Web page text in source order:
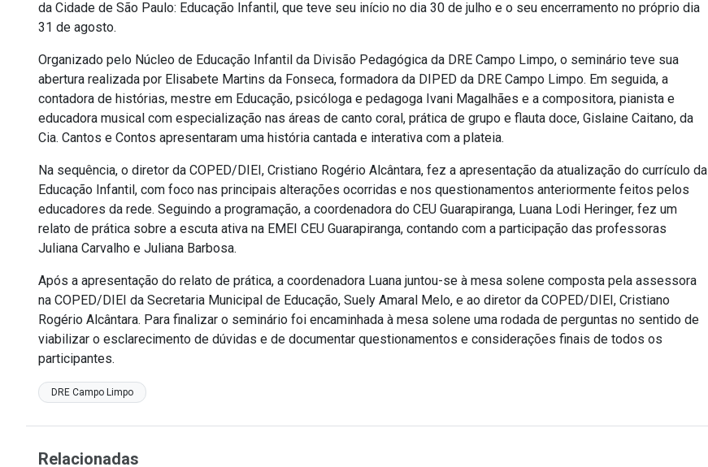
da Cidade de São Paulo: Educação Infantil, que teve seu início no dia 30 de julho e o seu encerramento no próprio dia
31 de agosto.
Organizado pelo Núcleo de Educação Infantil da Divisão Pedagógica da DRE Campo Limpo, o seminário teve sua
abertura realizada por Elisabete Martins da Fonseca, formadora da DIPED da DRE Campo Limpo. Em seguida, a
contadora de histórias, mestre em Educação, psicóloga e pedagoga Ivani Magalhães e a compositora, pianista e
educadora musical com especialização nas áreas de canto coral, prática de grupo e flauta doce, Gislaine Caitano, da
Cia. Cantos e Contos apresentaram uma história cantada e interativa com a plateia.
Na sequência, o diretor da COPED/DIEI, Cristiano Rogério Alcântara, fez a apresentação da atualização do currículo da
Educação Infantil, com foco nas principais alterações ocorridas e nos questionamentos anteriormente feitos pelos
educadores da rede. Seguindo a programação, a coordenadora do CEU Guarapiranga, Luana Lodi Heringer, fez um
relato de prática sobre a escuta ativa na EMEI CEU Guarapiranga, contando com a participação das professoras
Juliana Carvalho e Juliana Barbosa.
Após a apresentação do relato de prática, a coordenadora Luana juntou-se à mesa solene composta pela assessora
na COPED/DIEI da Secretaria Municipal de Educação, Suely Amaral Melo, e ao diretor da COPED/DIEI, Cristiano
Rogério Alcântara. Para finalizar o seminário foi encaminhada à mesa solene uma rodada de perguntas no sentido de
viabilizar o esclarecimento de dúvidas e de documentar questionamentos e considerações finais de todos os
participantes.
DRE Campo Limpo
Relacionadas